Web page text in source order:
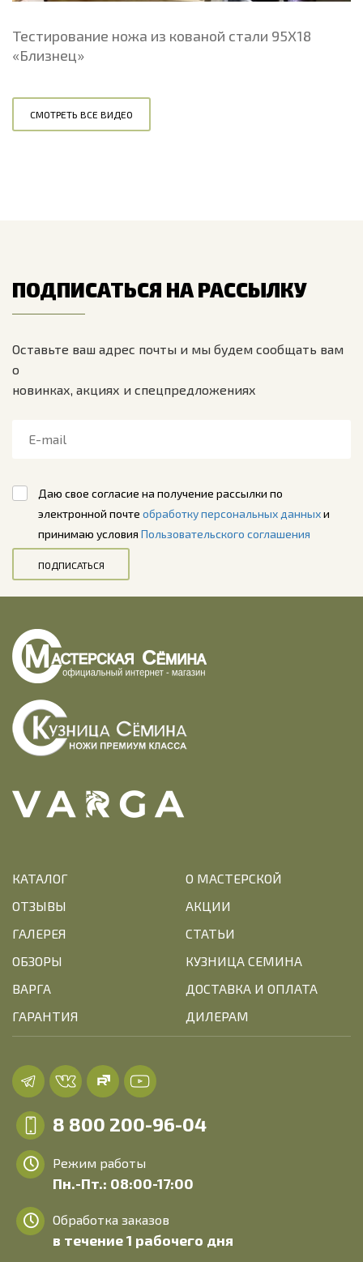
Тестирование ножа из кованой стали 95Х18
«Близнец»
СМОТРЕТЬ ВСЕ ВИДЕО
ПОДПИСАТЬСЯ НА РАССЫЛКУ
Оставьте ваш адрес почты и мы будем сообщать вам
о
новинках, акциях и спецпредложениях
Даю свое согласие на получение рассылки по
электронной почте обработку персональных данныхи
принимаю условия Пользовательского соглашения
ПОДПИСАТЬСЯ
КАТАЛОГ
О МАСТЕРСКОЙ
ОТЗЫВЫ
АКЦИИ
ГАЛЕРЕЯ
СТАТЬИ
ОБЗОРЫ
КУЗНИЦА СЕМИНА
ВАРГА
ДОСТАВКА И ОПЛАТА
ГАРАНТИЯ
ДИЛЕРАМ
8 800 200-96-04
Режим работы
Пн.-Пт.: 08:00-17:00
Обработка заказов
в течение 1 рабочего дня